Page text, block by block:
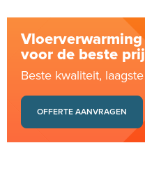
Vloerverwarming
voor de beste
Beste kwaliteit,
OFFERTE AANVRAGEN